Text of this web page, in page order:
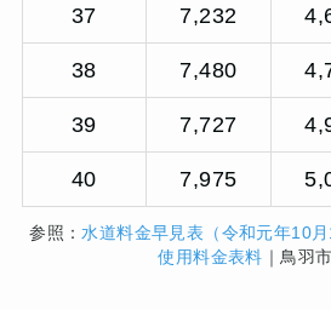
37 7,232
38 7,480
39 7,727
40 7,975
参照：水道料金早見表（令和元年10月
使用料金表料 ｜鳥羽